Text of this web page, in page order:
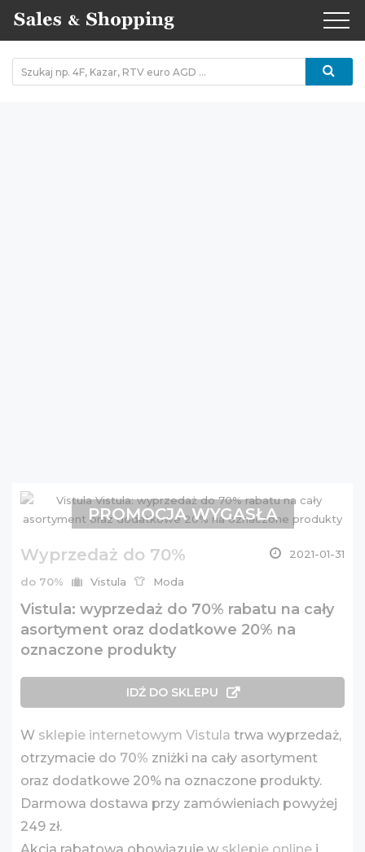
Wyprzedaż do 70% 2021-01-31
do 70% Vistula Moda
Vistula: wyprzedaż do 70% rabatu na cały
asortyment oraz dodatkowe 20% na
oznaczone produkty
IDŹ DO SKLEPU
W sklepie internetowym Vistula trwa wyprzedaż,
otrzymacie do 70% zniżki na cały asortyment
oraz dodatkowe 20% na oznaczone produkty.
Darmowa dostawa przy zamówieniach powyżej
249 zł.
PROMOCJA WYGASŁA